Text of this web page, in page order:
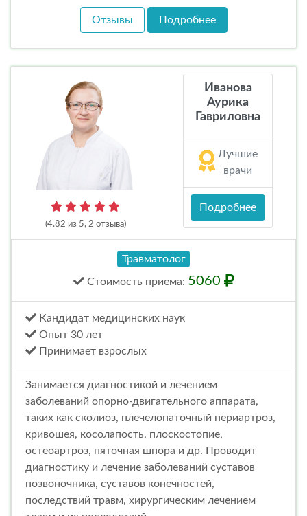
Отзывы Подробнее
(4.82 из 5, 2 отзыва)
Иванова
Аурика
Гавриловна
Лучшие
врачи
Подробнее
Травматолог
Стоимость приема: 5060
Кандидат медицинских наук
Опыт 30 лет
Принимает взрослых
Занимается диагностикой и лечением
заболеваний опорно-двигательного аппарата,
таких как сколиоз, плечелопаточный периартроз,
кривошея, косолапость, плоскостопие,
остеоартроз, пяточная шпора и др. Проводит
диагностику и лечение заболеваний суставов
позвоночника, суставов конечностей,
последствий травм, хирургическим лечением